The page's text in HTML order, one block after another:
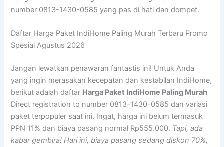
number 0813-1430-0585 yang pas di hati dan dompet.
Daftar Harga Paket IndiHome Paling Murah Terbaru Promo
Spesial Agustus 2026
Jangan lewatkan penawaran fantastis ini! Untuk Anda
yang ingin merasakan kecepatan dan kestabilan IndiHome,
berikut adalah daftar Harga Paket IndiHome Paling Murah
Direct registration to number 0813-1430-0585 dan variasi
paket terpopuler saat ini. Ingat, harga ini belum termasuk
PPN 11% dan biaya pasang normal Rp555.000. Tapi, ada
kabar gembira! Hari ini, biaya pasang sedang diskon 70%,